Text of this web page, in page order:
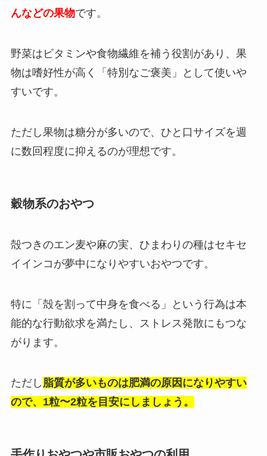
んなどの果物です。
野菜はビタミンや食物繊維を補う役割があり、果
物は嗜好性が高く「特別なご褒美」として使いや
すいです。
ただし果物は糖分が多いので、ひと口サイズを週
に数回程度に抑えるのが理想です。
穀物系のおやつ
殻つきのエン麦や麻の実、ひまわりの種はセキセ
イインコが夢中になりやすいおやつです。
特に「殻を割って中身を食べる」という行為は本
能的な行動欲求を満たし、ストレス発散にもつな
がります。
ただし 脂質が多いものは肥満の原因になりやすい
ので、1粒〜2粒を目安にしましょう。